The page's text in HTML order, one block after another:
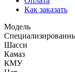
Как заказать
Модель
Шасси
Камаз
КМУ